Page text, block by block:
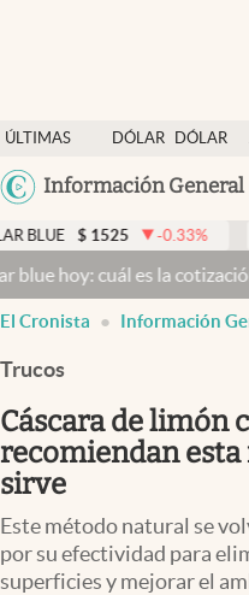
ÚLTIMAS
NOTICIAS
DÓLAR
DÓLAR
Información General
Dólar
Members
Economía y Política
Finanzas y Mercados
Mercados Online
Negocios
Columnistas
Otras secciones
Infotechnology
-0.33% DÓLAR TARJETA
la cotización del sábado 8
El Cronista Información
Trucos
Cáscara de limón
recomiendan esta
sirve
Este método natural se
por su efectividad para
superficies y mejorar el